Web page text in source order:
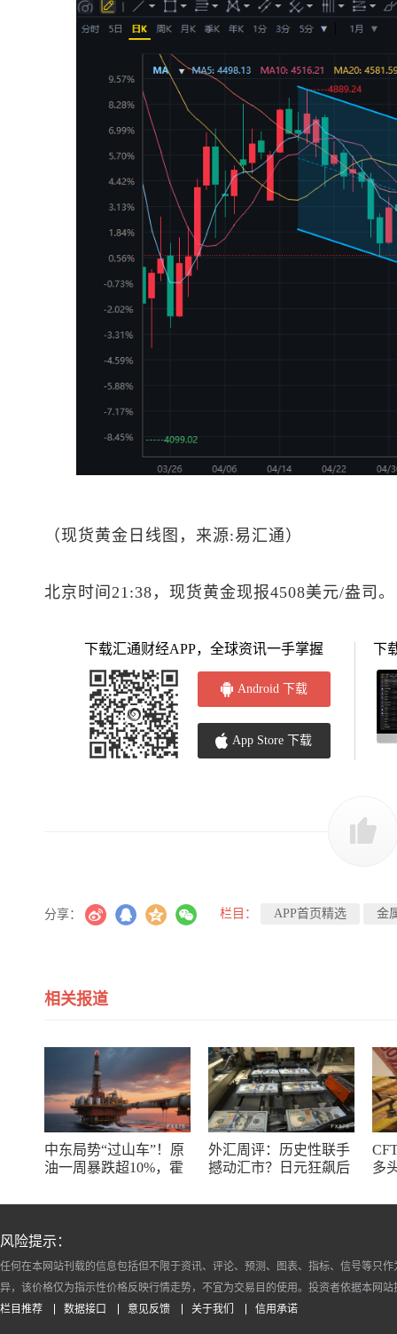
（现货黄金 日线图，来源:易汇通）
北京时间21:38， 现货黄金现报4508美元/盎司。
下载汇通财经APP，全球资讯一手掌握
Android 下载
App Store 下载
下
分享： 栏目： APP首页精选 金
相关报道
中东局势“过山车”！原
油一周暴跌超10%，霍
变数
外汇周评：历史性联手
撼动汇市？日元狂飙后
美元刷新七周低点
多
风险提示：
任何在本网站刊载的信息包括但不限于资讯、评论、预测、图表、指标、信号等只
异，该价格仅为指示性价格反映行情走势，不宜为交易目的使用。投资者依据本网
栏目推荐
数据接口 意见反馈 关于我们 信用承诺